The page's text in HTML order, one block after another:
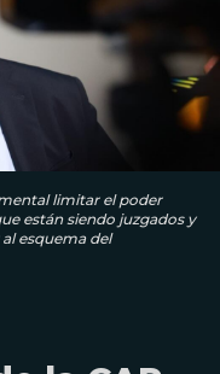
limitar el poder
están siendo juzgados y
esquema del